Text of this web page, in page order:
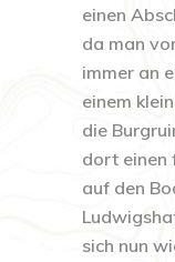
einen
da man
immer an
einem
die
dort einen
auf den
sich nun